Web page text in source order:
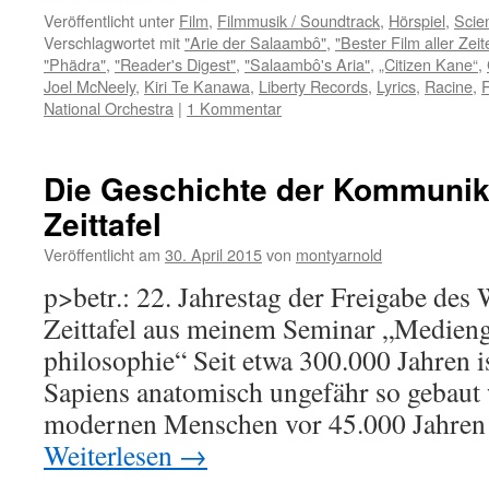
Veröffentlicht unter Film, Filmmusik / Soundtrack, Hörspiel,
Verschlagwortet mit"Arie der Salaambô", "Bester Film aller
"Phädra", "Reader's Digest", "Salaambô's Aria", „Citizen Kane“,
Joel McNeely, Kiri Te Kanawa, Liberty Records, Lyrics, Racine,
National Orchestra | 1 Kommentar
Die Geschichte der
Zeittafel
Veröffentlicht am 30. April 2015von montyarnold
p>betr.: 22. Jahrestag der Freigabe des
Zeittafel aus meinem Seminar
philosophie“ Seit etwa 300.000 Jahren
Sapiens anatomisch ungefähr so
modernen Menschen vor 45.000
Weiterlesen →